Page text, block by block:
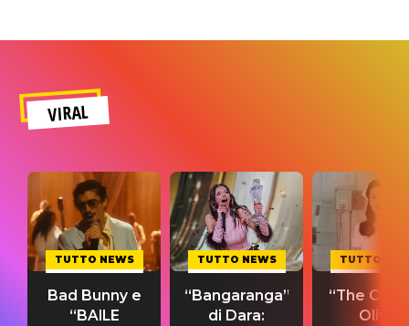
VIRAL
TUTTO NEWS
Bad Bunny e
“BAILE
TUTTO NEWS
“Bangaranga”
di Dara:
TUTTO
“The
Olivia